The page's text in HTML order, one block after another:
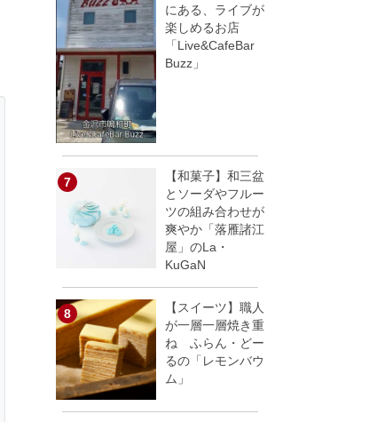
にある、ライブが
楽しめるお店
「Live&CafeBar
Buzz」
【和菓子】和三盆
とソーダやフルー
ツの組み合わせが
爽やか「落雁諸江
屋」のLa・
KuGaN
【スイーツ】職人
が一層一層焼き重
ね ふらん・どー
るの「レモンバウ
ム」